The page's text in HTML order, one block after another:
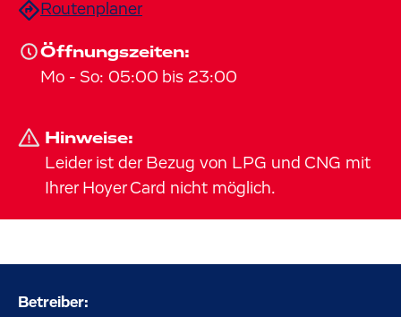
Routenplaner
Öffnungszeiten:
Mo - So: 05:00 bis 23:00
Hinweise:
Leider ist der Bezug von LPG und CNG mit
Ihrer Hoyer Card nicht möglich.
Betreiber: